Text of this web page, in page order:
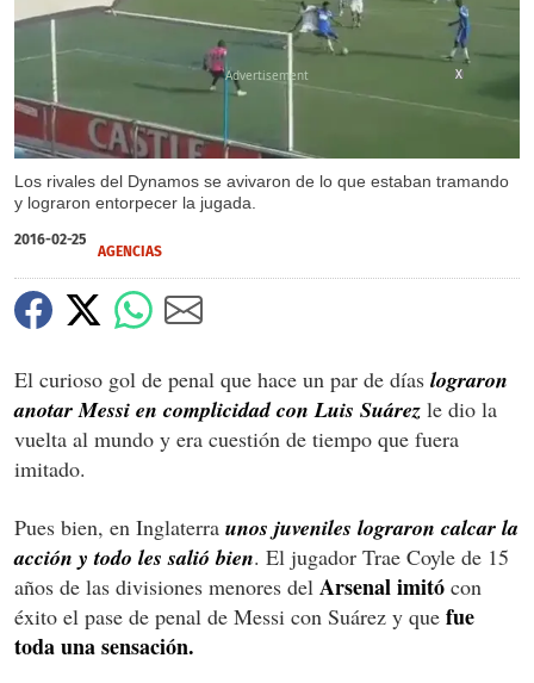
Los rivales del Dynamos se avivaron de lo que estaban tramando
y lograron entorpecer la jugada.
X
2016-02-25
AGENCIAS
El curioso gol de penal que hace un par de días lograron
anotar Messi en complicidad con Luis Suárez le dio la
vuelta al mundo y era cuestión de tiempo que fuera
imitado.
Pues bien, en Inglaterra unos juveniles lograron calcar la
acción y todo les salió bien. El jugador Trae Coyle de 15
años de las divisiones menores del Arsenal imitó con
éxito el pase de penal de Messi con Suárez y que fue
toda una sensación.